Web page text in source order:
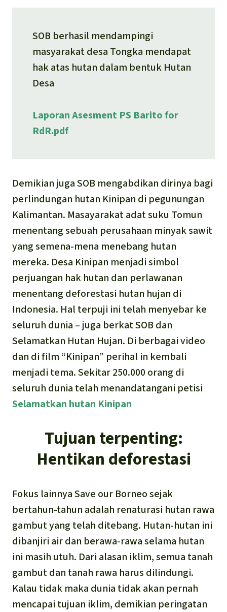
SOB berhasil mendampingi
masyarakat desa Tongka mendapat
hak atas hutan dalam bentuk Hutan
Desa
Laporan Asesment PS Barito for
RdR.pdf
Demikian juga SOB mengabdikan dirinya bagi
perlindungan hutan Kinipan di pegunungan
Kalimantan. Masayarakat adat suku Tomun
menentang sebuah perusahaan minyak sawit
yang semena-mena menebang hutan
mereka. Desa Kinipan menjadi simbol
perjuangan hak hutan dan perlawanan
menentang deforestasi hutan hujan di
Indonesia. Hal terpuji ini telah menyebar ke
seluruh dunia – juga berkat SOB dan
Selamatkan Hutan Hujan. Di berbagai video
dan di film “Kinipan” perihal in kembali
menjadi tema. Sekitar 250.000 orang di
seluruh dunia telah menandatangani petisi
Selamatkan hutan Kinipan
Tujuan terpenting:
Hentikan deforestasi
Fokus lainnya Save our Borneo sejak
bertahun-tahun adalah renaturasi hutan rawa
gambut yang telah ditebang. Hutan-hutan ini
dibanjiri air dan berawa-rawa selama hutan
ini masih utuh. Dari alasan iklim, semua tanah
gambut dan tanah rawa harus dilindungi.
Kalau tidak maka dunia tidak akan pernah
mencapai tujuan iklim, demikian peringatan